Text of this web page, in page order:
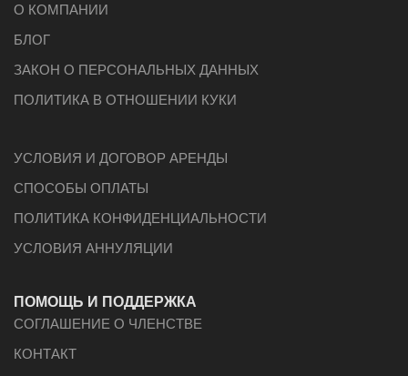
О КОМПАНИИ
БЛОГ
ЗАКОН О ПЕРСОНАЛЬНЫХ ДАННЫХ
ПОЛИТИКА В ОТНОШЕНИИ КУКИ
УСЛОВИЯ И ДОГОВОР АРЕНДЫ
СПОСОБЫ ОПЛАТЫ
ПОЛИТИКА КОНФИДЕНЦИАЛЬНОСТИ
УСЛОВИЯ АННУЛЯЦИИ
ПОМОЩЬ И ПОДДЕРЖКА
СОГЛАШЕНИЕ О ЧЛЕНСТВЕ
КОНТАКТ